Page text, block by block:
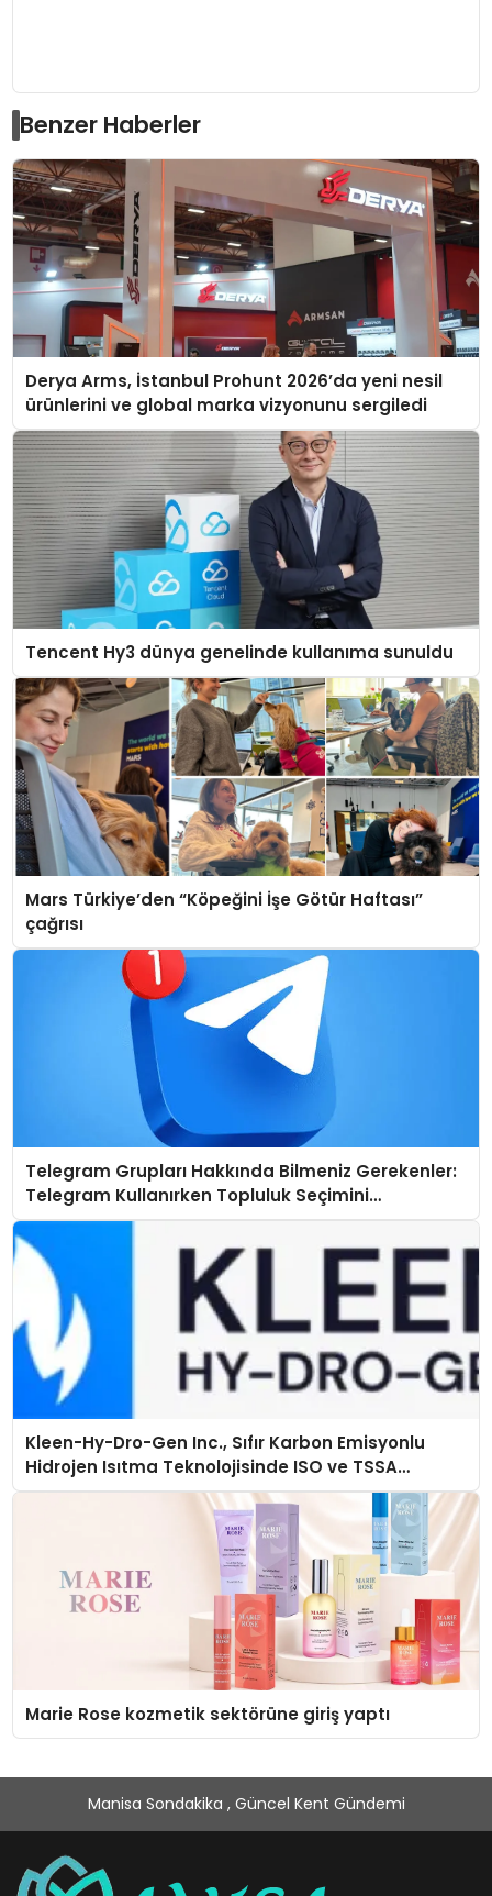
Benzer Haberler
Derya Arms, İstanbul Prohunt 2026’da yeni nesil
ürünlerini ve global marka vizyonunu sergiledi
Tencent Hy3 dünya genelinde kullanıma sunuldu
Mars Türkiye’den “Köpeğini İşe Götür Haftası”
çağrısı
Telegram Grupları Hakkında Bilmeniz Gerekenler:
Telegram Kullanırken Topluluk Seçimini
Kolaylaştırın
Kleen-Hy-Dro-Gen Inc., Sıfır Karbon Emisyonlu
Hidrojen Isıtma Teknolojisinde ISO ve TSSA
Düzenleyici Onaylarını Aldı
Marie Rose kozmetik sektörüne giriş yaptı
Manisa Sondakika , Güncel Kent Gündemi